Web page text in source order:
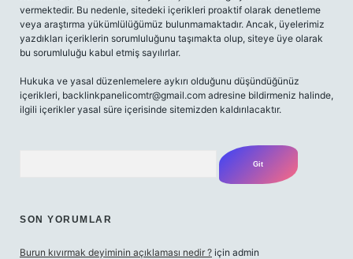
vermektedir. Bu nedenle, sitedeki içerikleri proaktif olarak denetleme
veya araştırma yükümlülüğümüz bulunmamaktadır. Ancak, üyelerimiz
yazdıkları içeriklerin sorumluluğunu taşımakta olup, siteye üye olarak
bu sorumluluğu kabul etmiş sayılırlar.
Hukuka ve yasal düzenlemelere aykırı olduğunu düşündüğünüz
içerikleri, backlinkpanelicomtr@gmail.com adresine bildirmeniz halinde,
ilgili içerikler yasal süre içerisinde sitemizden kaldırılacaktır.
SON YORUMLAR
Burun kıvırmak deyiminin açıklaması nedir ? için admin